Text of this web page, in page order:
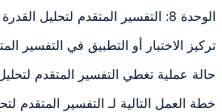
الوحدة 8: التفسير المتقدم لتحليل القدرة على التحكم في الأداء واتخاذ القرارات
تركيز الاختبار أو التطبيق في التفسير
حالة عملية تغطي التفسير المتقدم
خطة العمل التالية لـ التفسير المتقدم